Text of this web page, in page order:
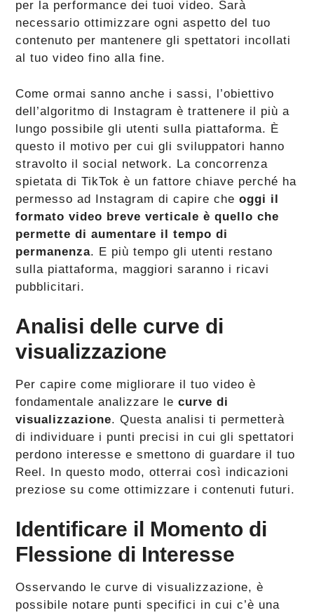
per la performance dei tuoi video. Sarà
necessario ottimizzare ogni aspetto del tuo
contenuto per mantenere gli spettatori incollati
al tuo video fino alla fine.
Come ormai sanno anche i sassi, l’obiettivo
dell’algoritmo di Instagram è trattenere il più a
lungo possibile gli utenti sulla piattaforma. È
questo il motivo per cui gli sviluppatori hanno
stravolto il social network. La concorrenza
spietata di TikTok è un fattore chiave perché ha
permesso ad Instagram di capire cheoggi il
formato video breve verticale è quello che
permette di aumentare il tempo di
permanenza. E più tempo gli utenti restano
sulla piattaforma, maggiori saranno i ricavi
pubblicitari.
Analisi delle curve di
visualizzazione
Per capire come migliorare il tuo video è
fondamentale analizzare lecurve di
visualizzazione. Questa analisi ti permetterà
di individuare i punti precisi in cui gli spettatori
perdono interesse e smettono di guardare il tuo
Reel. In questo modo, otterrai così indicazioni
preziose su come ottimizzare i contenuti futuri.
Identificare il Momento di
Flessione di Interesse
Osservando le curve di visualizzazione, è
possibile notare punti specifici in cui c’è una